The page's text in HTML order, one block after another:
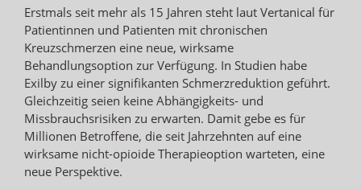
Erstmals seit mehr als 15 Jahren steht laut Vertanical für
Patientinnen und Patienten mit chronischen
Kreuzschmerzen eine neue, wirksame
Behandlungsoption zur Verfügung. In Studien habe
Exilby zu einer signifikanten Schmerzreduktion geführt.
Gleichzeitig seien keine Abhängigkeits- und
Missbrauchsrisiken zu erwarten. Damit gebe es für
Millionen Betroffene, die seit Jahrzehnten auf eine
wirksame nicht-opioide Therapieoption warteten, eine
neue Perspektive.